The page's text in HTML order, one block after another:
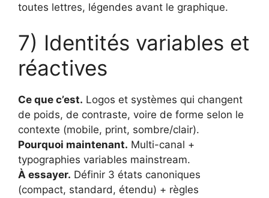
toutes lettres, légendes avant le graphique.
7) Identités variables et
réactives
Ce que c’est. Logos et systèmes qui changent
de poids, de contraste, voire de forme selon le
contexte (mobile, print, sombre/clair).
Pourquoi maintenant. Multi-canal +
typographies variables mainstream.
À essayer. Définir 3 états canoniques
(compact, standard, étendu) + règles